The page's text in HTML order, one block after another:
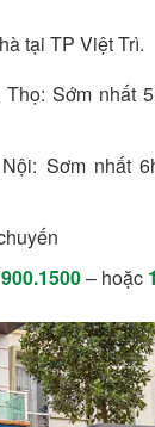
tại TP Việt Trì.
Sớm nhất
Sơm nhất
– hoặc